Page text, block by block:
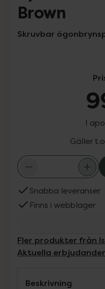
Brown
Skruvbar
I
Gäller
Snabba leveranser
Finns i webblager
Fler produkter från
Aktuella
Beskrivning